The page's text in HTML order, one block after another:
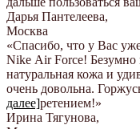
Дарья Пантелеева,
Москва
«Спасибо, что у Вас
Nike Аir Force!
натуральная кожа и
очень довольна.
далее]ретением!»
Ирина Тягунова,